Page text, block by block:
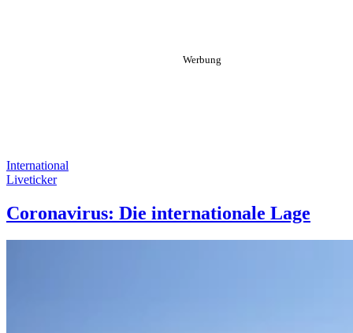
International
Liveticker
Coronavirus: Die internationale Lage